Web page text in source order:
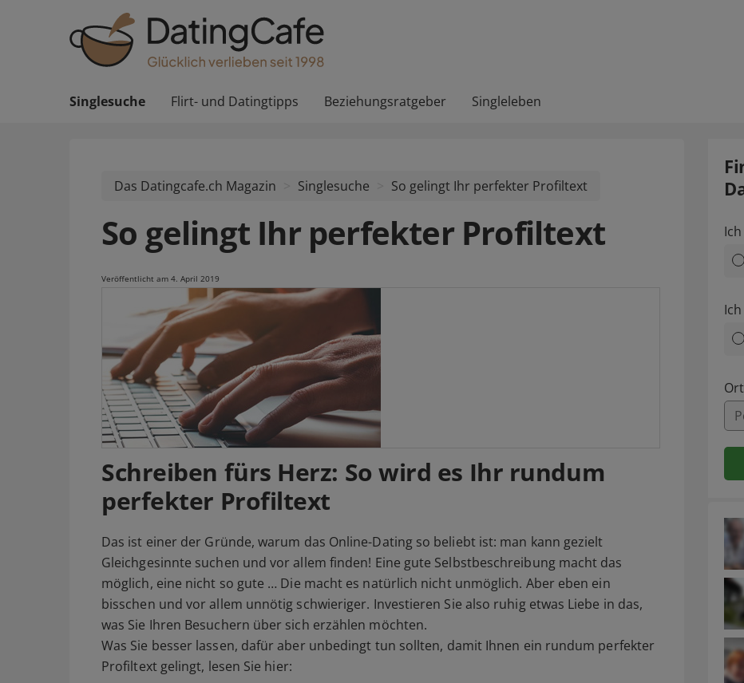
Singlesuche Flirt- und Datingtipps Beziehungsratgeber Singleleben
Das Datingcafe.ch Magazin Singlesuche So gelingt Ihr perfekter Profiltext
So gelingt Ihr perfekter Profiltext
Veröffentlicht am 4. April 2019
Schreiben fürs Herz: So wird es Ihr rundum
perfekter Profiltext
Das ist einer der Gründe, warum das Online-Dating so beliebt ist: man kann gezielt
Gleichgesinnte suchen und vor allem finden! Eine gute Selbstbeschreibung macht das
möglich, eine nicht so gute … Die macht es natürlich nicht unmöglich. Aber eben ein
bisschen und vor allem unnötig schwieriger. Investieren Sie also ruhig etwas Liebe in das,
was Sie Ihren Besuchern über sich erzählen möchten.
Was Sie besser lassen, dafür aber unbedingt tun sollten, damit Ihnen ein rundum perfekter
Profiltext gelingt, lesen Sie hier: